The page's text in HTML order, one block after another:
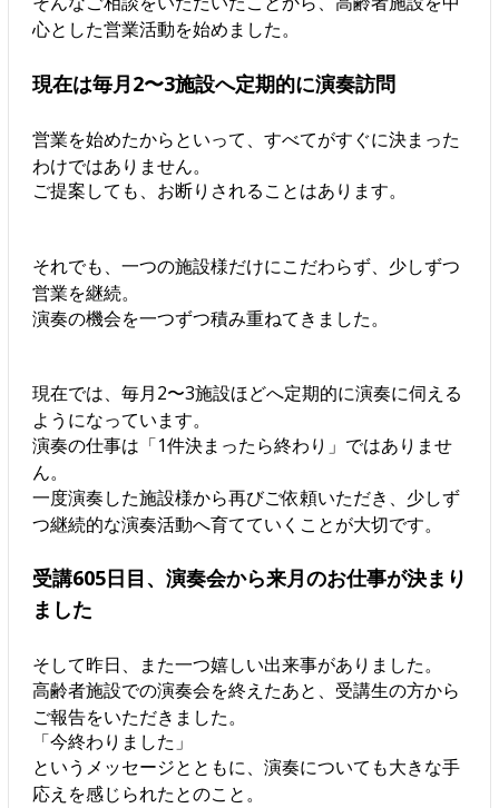
心とした営業活動を始めました。
現在は毎月2〜3施設へ定期的に演奏訪問
営業を始めたからといって、すべてがすぐに決まった
わけではありません。
ご提案しても、お断りされることはあります。
それでも、一つの施設様だけにこだわらず、少しずつ
営業を継続。
演奏の機会を一つずつ積み重ねてきました。
現在では、毎月2〜3施設ほどへ定期的に演奏に伺える
ようになっています。
演奏の仕事は「1件決まったら終わり」ではありませ
ん。
一度演奏した施設様から再びご依頼いただき、少しず
つ継続的な演奏活動へ育てていくことが大切です。
受講605日目、演奏会から来月のお仕事が決まり
ました
そして昨日、また一つ嬉しい出来事がありました。
高齢者施設での演奏会を終えたあと、受講生の方から
ご報告をいただきました。
「今終わりました」
というメッセージとともに、演奏についても大きな手
応えを感じられたとのこと。